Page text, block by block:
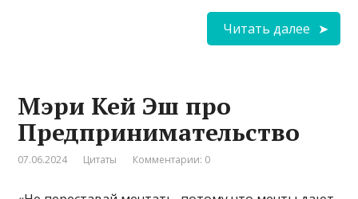
Читать далее
Мэри Кей Эш про
Предпринимательство
07.06.2024 Цитаты Комментарии: 0